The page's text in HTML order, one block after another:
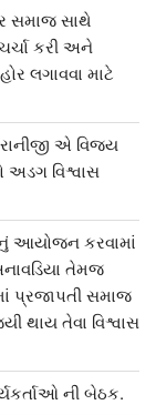
સમાજ સાથે
કરી અને
લગાવવા માટે
એ વિજય
વિશ્વાસ
આયોજન કરવામાં
તેમજ
પ્રજાપતી સમાજ
થાય તેવા વિશ્વાસ
ની બેઠક.